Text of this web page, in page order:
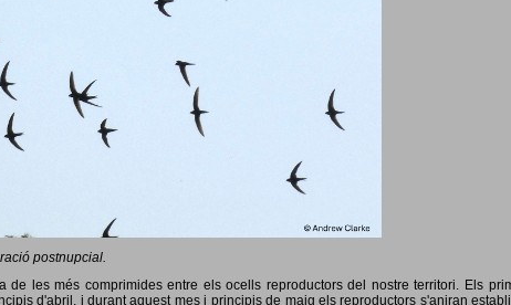
postnupcial.
de les més comprimides entre els ocells reproductors del nostre territori. Els
d'abril, i durant aquest mes i principis de maig els reproductors s'aniran